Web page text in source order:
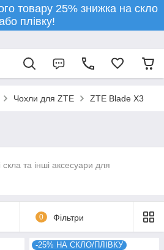
товару 25% знижка на скло
плівку!
Чохли для ZTE ZTE Blade X3
та інші аксесуари для
0 Фільтри
-25% НА СКЛО/ПЛІВКУ